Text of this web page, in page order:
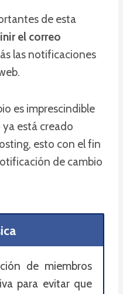
de esta
el correo
las notificaciones
es imprescindible
está creado
esto con el fin
de cambio
de miembros
para evitar que